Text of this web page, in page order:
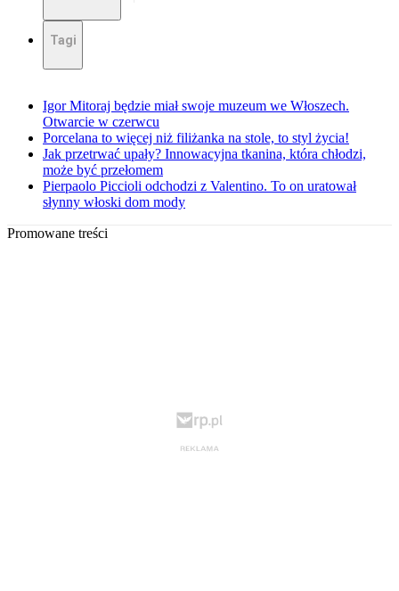
Tagi
Igor Mitoraj będzie miał swoje muzeum we Włoszech.
Otwarcie w czerwcu
Porcelana to więcej niż filiżanka na stole, to styl życia!
Jak przetrwać upały? Innowacyjna tkanina, która chłodzi,
może być przełomem
Pierpaolo Piccioli odchodzi z Valentino. To on uratował
słynny włoski dom mody
Promowane treści